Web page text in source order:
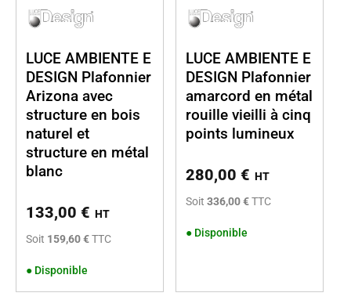
LUCE AMBIENTE E
DESIGN Plafonnier
Arizona avec
structure en bois
naturel et
structure en métal
blanc
133,00 € HT
Soit 159,60 €TTC
● Disponible
LUCE AMBIENTE E
DESIGN Plafonnier
amarcord en métal
rouille vieilli à cinq
points lumineux
280,00 € HT
Soit 336,00 €TTC
● Disponible